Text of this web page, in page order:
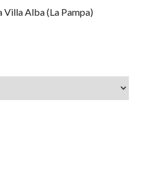
Alba (La Pampa)